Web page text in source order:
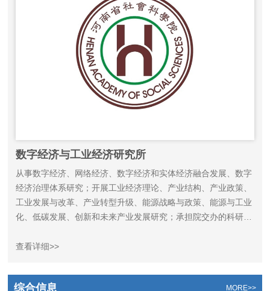
数字经济与工业经济研究所
从事数字经济、网络经济、数字经济和实体经济融合发展、数字
经济治理体系研究；开展工业经济理论、产业结构、产业政策、
工业发展与改革、产业转型升级、能源战略与政策、能源与工业
化、低碳发展、创新和未来产业发展研究；承担院交办的科研任
查看详细>>
综合信息 MORE>>